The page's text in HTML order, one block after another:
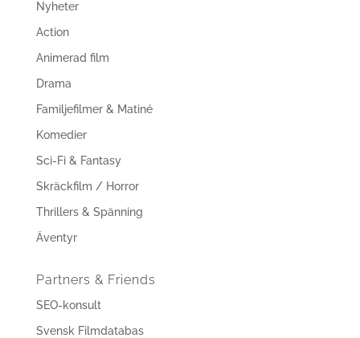
Nyheter
Action
Animerad film
Drama
Familjefilmer & Matiné
Komedier
Sci-Fi & Fantasy
Skräckfilm / Horror
Thrillers & Spänning
Äventyr
Partners & Friends
SEO-konsult
Svensk Filmdatabas